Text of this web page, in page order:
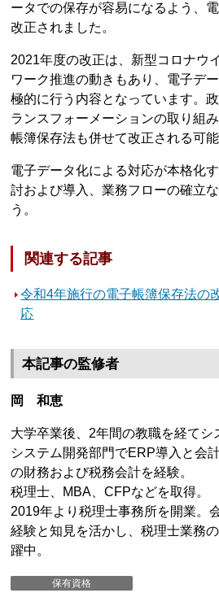
ータでの保存が容易になるよう、
改正されました。
2021年度の改正は、新型コロナウ
ワーク推進の動きもあり、電子デ
極的に行う内容となっています。
ランスフォーメーションの取り組
帳簿保存法も併せて改正される可能
電子データ化による対応が本格化
討および導入、業務フローの確立
う。
関連する記事
令和4年施行の電子帳簿保存法の
応
本記事の監修者
岡 和恵
大学卒業後、2年間の教職を経てシ
システム開発部門でERP導入と会
の財務および税務会計を経験。
税理士、MBA、CFPなどを取得。
2019年より税理士事務所を開業。
経験と知見を活かし、税理士業務
躍中。
保有資格